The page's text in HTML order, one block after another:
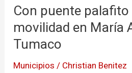
Con puente palafito
movilidad en María
Tumaco
Municipios / Christian Benitez
palafito
mejoran
movilidad
en
María